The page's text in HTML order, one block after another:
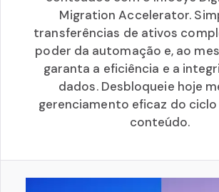
Migration Accelerator.
transferências de ativos
poder da automação e, ao
garanta a eficiência e a
dados. Desbloqueie hoje
gerenciamento eficaz do
conteúdo.